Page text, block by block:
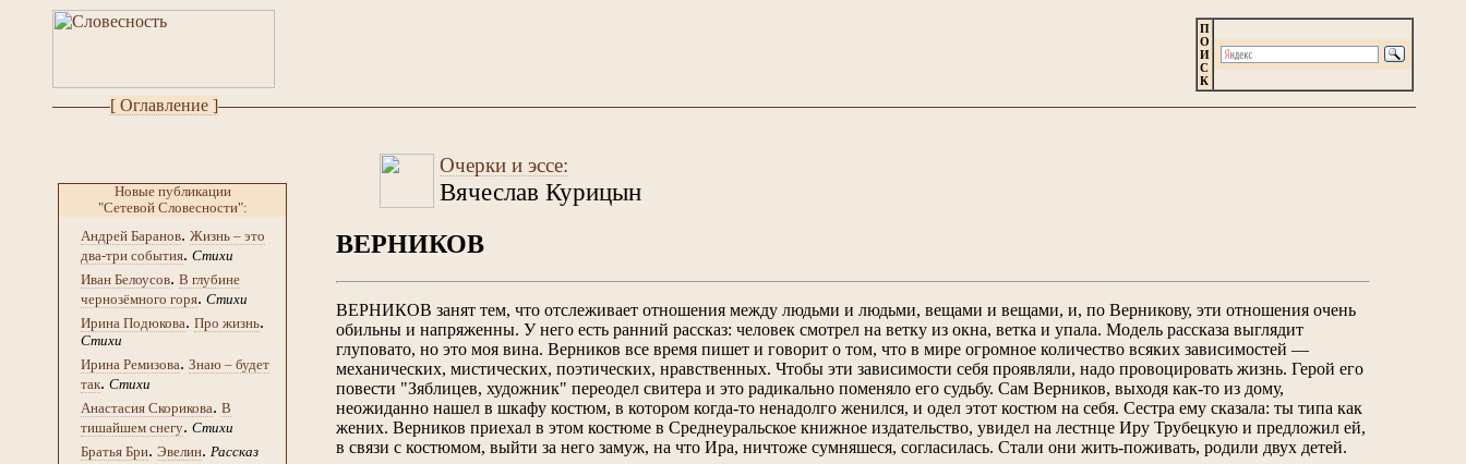
[ Оглавление ]
Новые публикации
"Сетевой Словесности":
Андрей Баранов. Жизнь – это
два-три события. Стихи
Иван Белоусов. В глубине
чернозёмного горя. Стихи
Ирина Подюкова. Про жизнь.
Стихи
Ирина Ремизова. Знаю – будет
так. Стихи
Анастасия Скорикова. В
тишайшем снегу. Стихи
Братья Бри. Эвелин. Рассказ
П
О
И
С
К
Очерки и эссе:
Вячеслав Курицын
ВЕРНИКОВ
ВЕРНИКОВ занят тем, что отслеживает отношения между людьми и людьми, вещами и вещами, и, по Верникову, эти отношения очень
обильны и напряженны. У него есть ранний рассказ: человек смотрел на ветку из окна, ветка и упала. Модель рассказа выглядит
глуповато, но это моя вина. Верников все время пишет и говорит о том, что в мире огромное количество всяких зависимостей —
механических, мистических, поэтических, нравственных. Чтобы эти зависимости себя проявляли, надо провоцировать жизнь. Герой его
повести "Зяблицев, художник" переодел свитера и это радикально поменяло его судьбу. Сам Верников, выходя как-то из дому,
неожиданно нашел в шкафу костюм, в котором когда-то ненадолго женился, и одел этот костюм на себя. Сестра ему сказала: ты типа как
жених. Верников приехал в этом костюме в Среднеуральское книжное издательство, увидел на лестнце Иру Трубецкую и предложил ей,
в связи с костюмом, выйти за него замуж, на что Ира, ничтоже сумняшеся, согласилась. Стали они жить-поживать, родили двух детей.